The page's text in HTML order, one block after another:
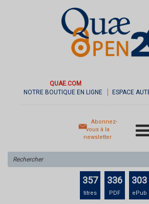
QUAE.COM
NOTRE BOUTIQUE EN LIGNE
ESPACE
Abonnez-
vous à la
newsletter
sur
le
357
titres
336
PDF
303
ePub